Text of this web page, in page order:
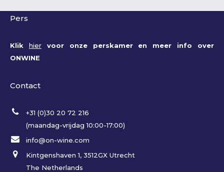
Pers
Klik hiervoor onze perskamer en meer info over
ONWINE
Contact
+31 (0)30 20 72 216
(maandag-vrijdag 10:00-17:00)
info@on-wine.com
Kintgenshaven 1, 3512GX Utrecht
The Netherlands